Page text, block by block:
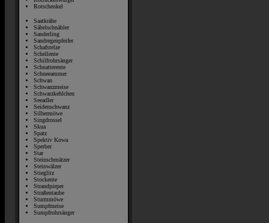
Rotschenkel
Saatkrähe
Säbelschnäbler
Sanderling
Sandregenpfeifer
Schafstelze
Schellente
Schilfrohrsänger
Schnatterente
Schneeammer
Schwan
Schwanzmeise
Schwarzkehlchen
Seeadler
Seidenschwanz
Silbermöwe
Singdrossel
Skua
Spatz
Spektiv Kowa
Sperber
Star
Steinschmätzer
Steinwälzer
Stieglitz
Stockente
Strandpieper
Straßentaube
Sturmmöwe
Sumpfmeise
Sumpfrohrsänger